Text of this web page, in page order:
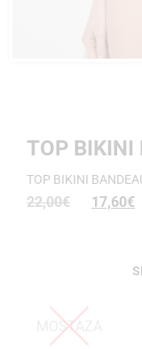
TOP BIKINI
TOP BIKINI
22,00€ 17,60€
MOSTAZA